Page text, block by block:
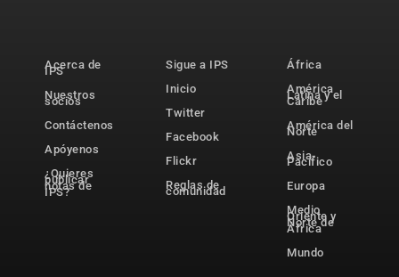
Acerca de
IPS
Nuestros
socios
Contáctenos
Apóyenos
¿Quieres
publicar
notas de
IPS?
Sigue a IPS
Inicio
Twitter
Facebook
Flickr
Reglas de
comunidad
África
América
Latina y el
Caribe
América del
Norte
Asia-
Pacífico
Europa
Medio
Oriente y
Norte de
África
Mundo